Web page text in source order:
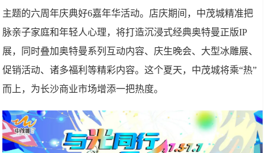
主题的六周年庆典好6嘉年华活动。店庆期间，中茂城精准把
脉亲子家庭和年轻人心理，将打造沉浸式经典奥特曼正版IP
展，同时叠加奥特曼系列互动内容、庆生晚会、大型冰雕展、
促销活动、诸多福利等精彩内容。这个夏天，中茂城将乘“热”
而上，为长沙商业市场增添一把热度。